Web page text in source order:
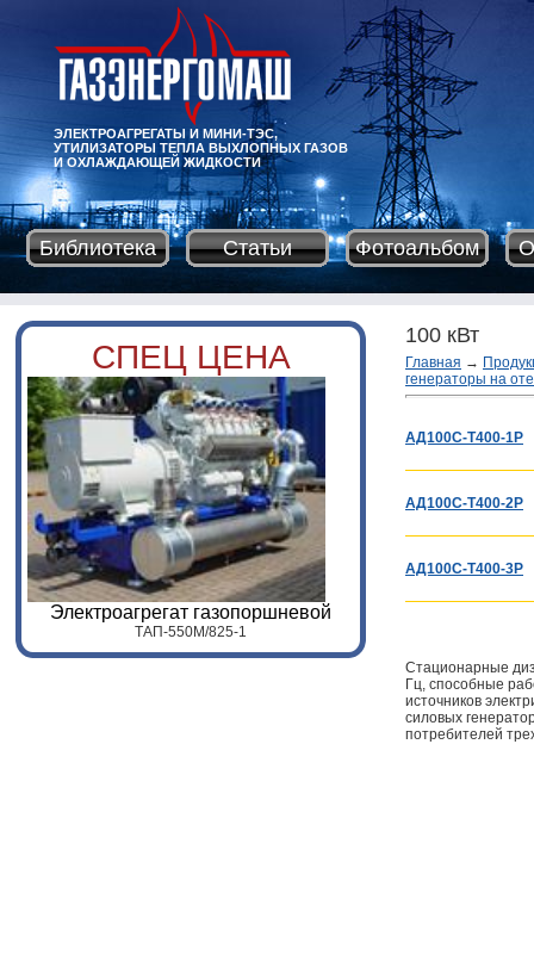
ЭЛЕКТРОАГРЕГАТЫ И МИНИ-ТЭС,
УТИЛИЗАТОРЫ ТЕПЛА ВЫХЛОПНЫХ ГАЗОВ
И ОХЛАЖДАЮЩЕЙ ЖИДКОСТИ
Библиотека Статьи Фотоальбом
СПЕЦ ЦЕНА
Электроагрегат газопоршневой
ТАП-550M/825-1
100 кВт
Главная →
генераторы на
АД100С-Т400-1Р
АД100С-Т400-2Р
АД100С-Т400-3Р
Стационарные
Гц, способные
источников
силовых
потребителей